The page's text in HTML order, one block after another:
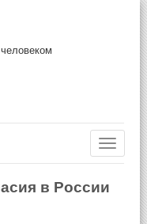
в России